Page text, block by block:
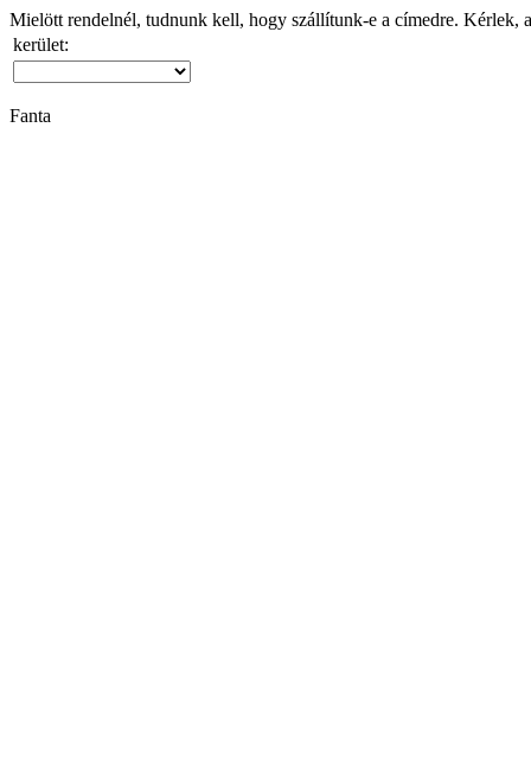
Mielött rendelnél, tudnunk kell, hogy szállítunk-e a címedre. Kérlek,
kerület:
Fanta